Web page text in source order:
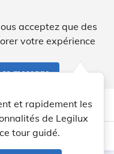
acceptez que des
votre expérience
message
help Aide
et rapidement les
de Legilux
tour guidé.
light_mode dark_mode